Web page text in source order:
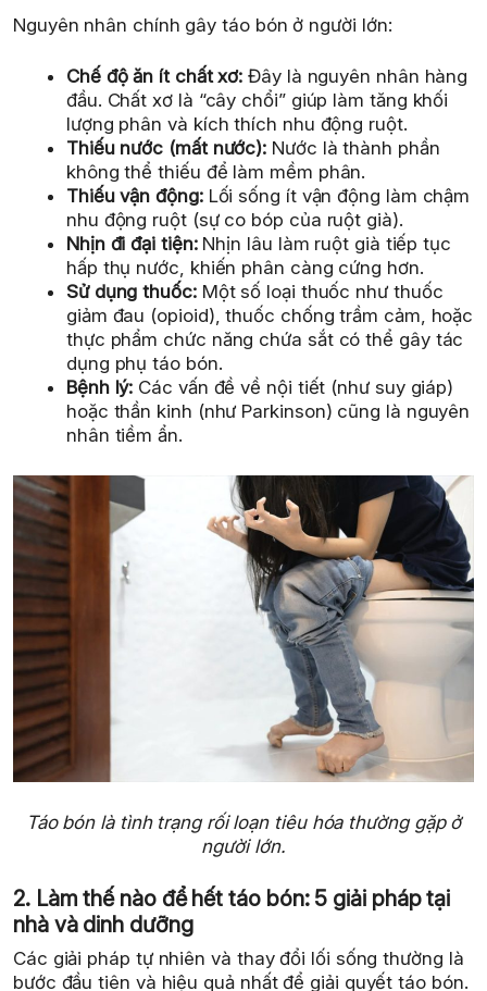
Nguyên nhân chính gây táo bón ở người lớn:
Chế độ ăn ít chất xơ: Đây là nguyên nhân hàng
đầu. Chất xơ là “cây chổi” giúp làm tăng khối
lượng phân và kích thích nhu động ruột.
Thiếu nước (mất nước): Nước là thành phần
không thể thiếu để làm mềm phân.
Thiếu vận động:Lối sống ít vận động làm chậm
nhu động ruột (sự co bóp của ruột già).
Nhịn đi đại tiện:Nhịn lâu làm ruột già tiếp tục
hấp thụ nước, khiến phân càng cứng hơn.
Sử dụng thuốc:Một số loại thuốc như thuốc
giảm đau (opioid), thuốc chống trầm cảm, hoặc
thực phẩm chức năng chứa sắt có thể gây tác
dụng phụ táo bón.
Bệnh lý: Các vấn đề về nội tiết (như suy giáp)
hoặc thần kinh (như Parkinson) cũng là nguyên
nhân tiềm ẩn.
Táo bón là tình trạng rối loạn tiêu hóa thường gặp ở
người lớn.
2. Làm thế nào để hết táo bón: 5 giải pháp tại
nhà và dinh dưỡng
Các giải pháp tự nhiên và thay đổi lối sống thường là
bước đầu tiên và hiệu quả nhất để giải quyết táo bón.